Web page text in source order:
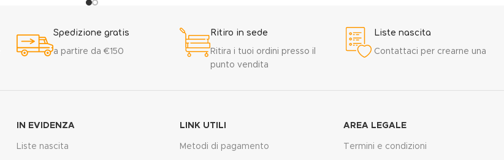
Spedizione gratis
a partire da €150
Ritiro in sede
Ritira i tuoi ordini presso il
punto vendita
Liste nascita
Contattaci per crearne una
IN EVIDENZA
Liste nascita
LINK UTILI
Metodi di pagamento
AREA LEGALE
Termini e condizioni